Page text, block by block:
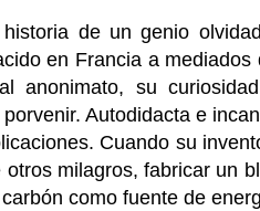
de un genio
en Francia a
anonimato, su
Autodidacta e
Cuando su
otros milagros, fabricar un
como fuente de